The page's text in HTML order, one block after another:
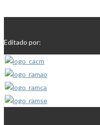
Editado por: